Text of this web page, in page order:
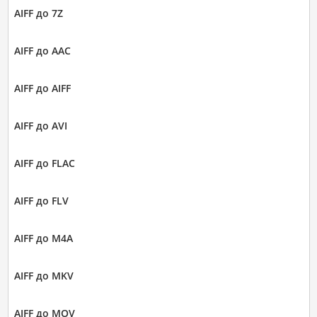
AIFF до 7Z
AIFF до AAC
AIFF до AIFF
AIFF до AVI
AIFF до FLAC
AIFF до FLV
AIFF до M4A
AIFF до MKV
AIFF до MOV